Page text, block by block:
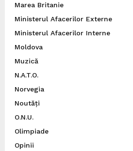
Marea Britanie
Ministerul Afacerilor Externe
Ministerul Afacerilor Interne
Moldova
Muzică
N.A.T.O.
Norvegia
Noutăți
O.N.U.
Olimpiade
Opinii